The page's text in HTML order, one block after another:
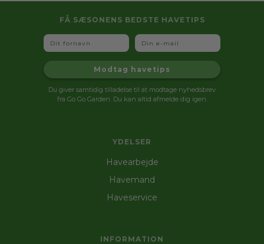
YDELSER
Havearbejde
Havemand
Haveservice
INFORMATION
FÅ SÆSONENS BEDSTE HAVETIPS
Fornavn Email
Modtag havetips
Du giver samtidig tilladelse til at modtage nyhedsbrev
fra Go Go Garden. Du kan altid afmelde dig igen.